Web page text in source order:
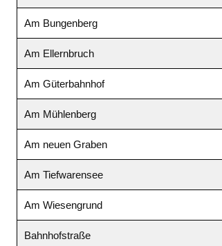
Am Bungenberg
Am Ellernbruch
Am Güterbahnhof
Am Mühlenberg
Am neuen Graben
Am Tiefwarensee
Am Wiesengrund
Bahnhofstraße